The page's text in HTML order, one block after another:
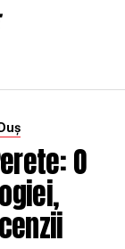
O